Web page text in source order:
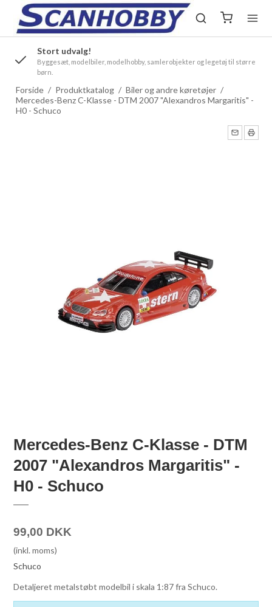
Stort udvalg!
Byggesæt, modelbiler, modelhobby, samlerobjekter og legetøj til større
børn.
Forside / Produktkatalog / Biler og andre køretøjer /
Mercedes-Benz C-Klasse - DTM 2007 "Alexandros Margaritis" -
H0 - Schuco
Mercedes-Benz C-Klasse - DTM
2007 "Alexandros Margaritis" -
H0 - Schuco
99,00 DKK
(inkl. moms)
Schuco
Detaljeret metalstøbt modelbil i skala 1:87 fra Schuco.